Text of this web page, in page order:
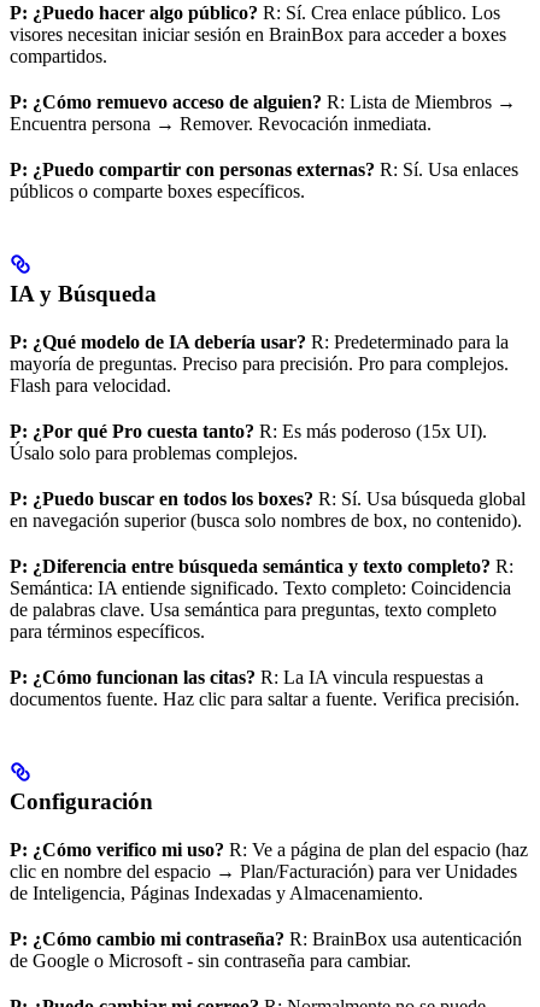
P: ¿Puedo hacer algo público? R: Sí. Crea enlace público. Los
visores necesitan iniciar sesión en BrainBox para acceder a boxes
compartidos.
P: ¿Cómo remuevo acceso de alguien? R: Lista de Miembros →
Encuentra persona → Remover. Revocación inmediata.
P: ¿Puedo compartir con personas externas? R: Sí. Usa enlaces
públicos o comparte boxes específicos.
IA y Búsqueda
P: ¿Qué modelo de IA debería usar? R: Predeterminado para la
mayoría de preguntas. Preciso para precisión. Pro para complejos.
Flash para velocidad.
P: ¿Por qué Pro cuesta tanto? R: Es más poderoso (15x UI).
Úsalo solo para problemas complejos.
P: ¿Puedo buscar en todos los boxes? R: Sí. Usa búsqueda global
en navegación superior (busca solo nombres de box, no contenido).
P: ¿Diferencia entre búsqueda semántica y texto completo? R:
Semántica: IA entiende significado. Texto completo: Coincidencia
de palabras clave. Usa semántica para preguntas, texto completo
para términos específicos.
P: ¿Cómo funcionan las citas? R: La IA vincula respuestas a
documentos fuente. Haz clic para saltar a fuente. Verifica precisión.
Configuración
P: ¿Cómo verifico mi uso? R: Ve a página de plan del espacio (haz
clic en nombre del espacio → Plan/Facturación) para ver Unidades
de Inteligencia, Páginas Indexadas y Almacenamiento.
P: ¿Cómo cambio mi contraseña? R: BrainBox usa autenticación
de Google o Microsoft - sin contraseña para cambiar.